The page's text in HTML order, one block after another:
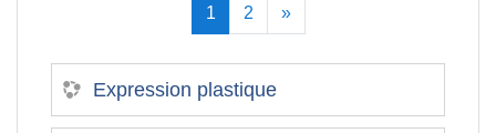
1 (current)
2 »Next
Expression plastique